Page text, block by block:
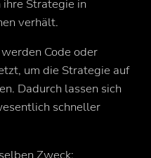
Strategie in
verhält.
Code oder
um die Strategie auf
Dadurch lassen sich
schneller
Zweck: